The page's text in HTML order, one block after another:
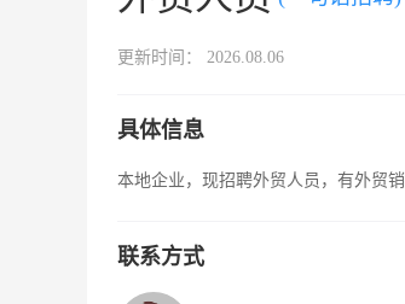
更新时间： 2026.08.06
具体信息
本地企业，现招聘外贸人员，有外贸
联系方式